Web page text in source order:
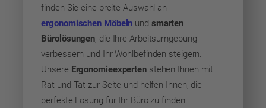
finden Sie eine breite Auswahl an
ergonomischen Möbeln und smarten
Bürolösungen, die Ihre Arbeitsumgebung
verbessern und Ihr Wohlbefinden steigern.
Unsere Ergonomieexperten stehen Ihnen mit
Rat und Tat zur Seite und helfen Ihnen, die
perfekte Lösung für Ihr Büro zu finden.